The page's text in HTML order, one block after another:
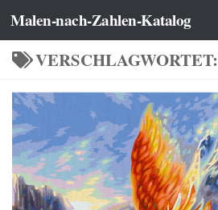
Zum Inhalt springen
Malen-nach-Zahlen-Katalog
VERSCHLAGWORTET: